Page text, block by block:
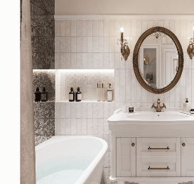
Вопросы
О нас
Этапы работы
Услуги
Портфолио
ИНФОРМАЦИЯ
КОНТАКТЫ